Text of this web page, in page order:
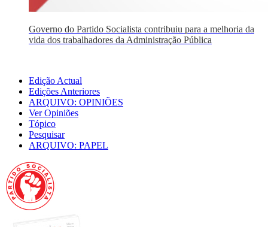
Governo do Partido Socialista contribuiu para a melhoria da
vida dos trabalhadores da Administração Pública
Edição Actual
Edições Anteriores
ARQUIVO: OPINIÕES
Ver Opiniões
Tópico
Pesquisar
ARQUIVO: PAPEL